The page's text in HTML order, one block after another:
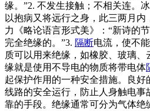
缘。”2. 不发生接触；不相关连。
以抱病又将远行之身，此三两月内
力《略论语言形式美》：“新诗的
完全绝缘的。”3. 隔断电流，使不
质可以用来绝缘，如橡胶、玻璃
缘就是使用不导电的物质将带电体
起保护作用的一种安全措施。良好
线路的安全运行，防止人身触电
靠的手段。绝缘通常可分为气体绝